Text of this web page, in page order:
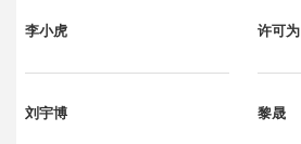
李小虎 许可为
刘宇博 黎晟